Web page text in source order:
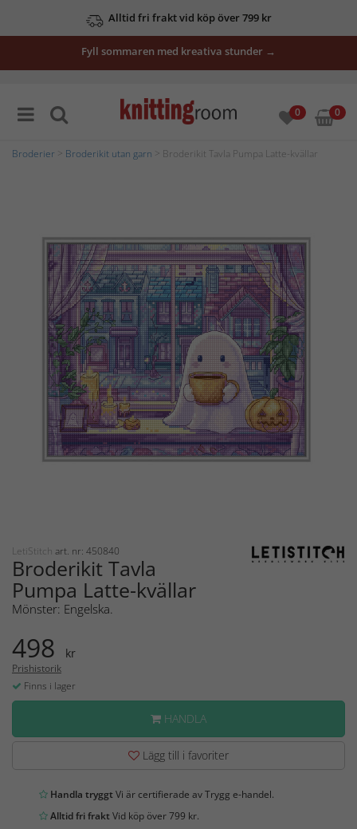
Alltid fri frakt vid köp över 799 kr
Fyll sommaren med kreativa stunder →
0 0
Broderier Broderikit utan garn > Broderikit Tavla Pumpa Latte-kvällar
LetiStitch art. nr: 450840
Broderikit Tavla
Pumpa Latte-kvällar
Mönster: Engelska.
498 kr
Prishistorik
Finns i lager
HANDLA
Lägg till i favoriter
Handla tryggtVi är certifierade av Trygg e-handel.
Alltid fri fraktVid köp över 799 kr.